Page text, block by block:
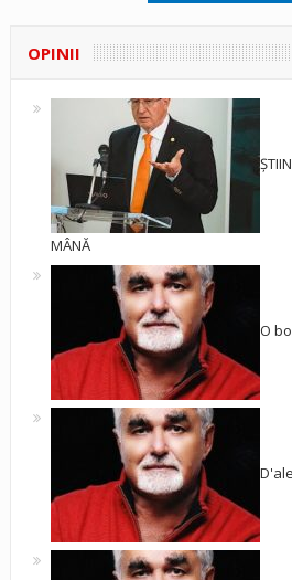
OPINII
MÂNĂ
O